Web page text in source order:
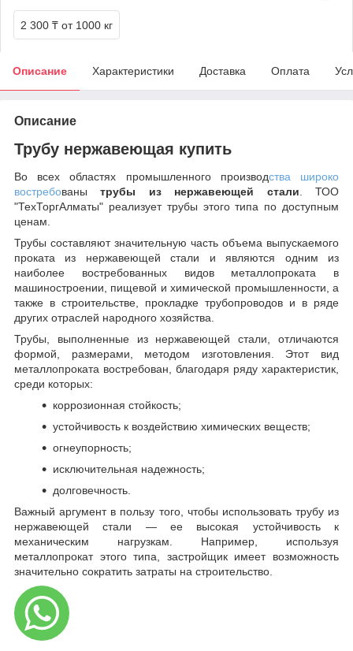
2 300 ₸ от 1000 кг
Описание Характеристики Доставка Оплата
Описание
Трубу нержавеющая купить
Во всех областях промышленного производства широко
востребованытрубы из нержавеющей стали. ТОО
"ТехТоргАлматы" реализует трубы этого типа по доступным
ценам.
Трубы составляют значительную часть объема выпускаемого
проката из нержавеющей стали и являются одним из
наиболее востребованных видов металлопроката в
машиностроении, пищевой и химической промышленности, а
также в строительстве, прокладке трубопроводов и в ряде
других отраслей народного хозяйства.
Трубы, выполненные из нержавеющей стали, отличаются
формой, размерами, методом изготовления. Этот вид
металлопроката востребован, благодаря ряду характеристик,
среди которых:
коррозионная стойкость;
устойчивость к воздействию химических веществ;
огнеупорность;
исключительная надежность;
долговечность.
Важный аргумент в пользу того, чтобы использовать трубу из
нержавеющей стали — ее высокая устойчивость к
механическим нагрузкам. Например, используя
металлопрокат этого типа, застройщик имеет возможность
значительно сократить затраты на строительство.